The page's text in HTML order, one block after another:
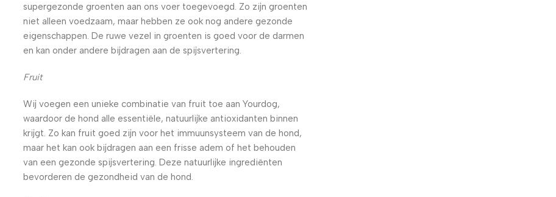
supergezonde groenten aan ons voer toegevoegd. Zo zijn groenten
niet alleen voedzaam, maar hebben ze ook nog andere gezonde
eigenschappen. De ruwe vezel in groenten is goed voor de darmen
en kan onder andere bijdragen aan de spijsvertering.
Fruit
Wij voegen een unieke combinatie van fruit toe aan Yourdog,
waardoor de hond alle essentiële, natuurlijke antioxidanten binnen
krijgt. Zo kan fruit goed zijn voor het immuunsysteem van de hond,
maar het kan ook bijdragen aan een frisse adem of het behouden
van een gezonde spijsvertering. Deze natuurlijke ingrediënten
bevorderen de gezondheid van de hond.